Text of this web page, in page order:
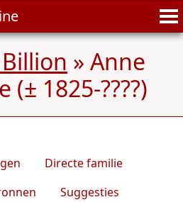
» Anne
(± 1825-????)
Directe familie
Suggesties